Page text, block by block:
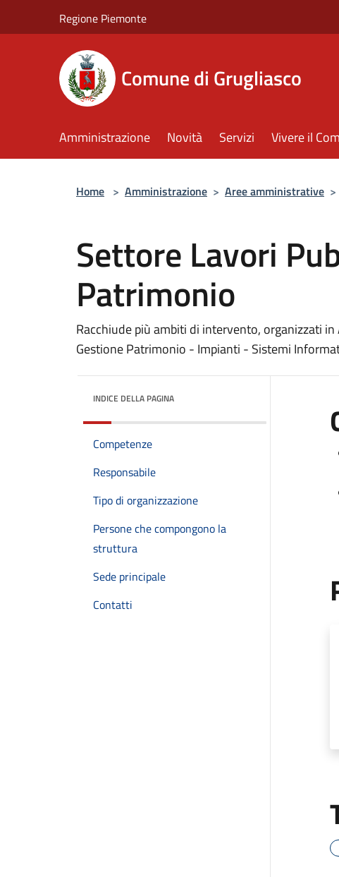
Regione Piemonte
Comune di Grugliasco
Amministrazione Novità Servizi Vivere il
Home > Amministrazione > Aree amministrative >
Settore Lavori
Patrimonio
Racchiude più ambiti di intervento, organizzati
Gestione Patrimonio - Impianti - Sistemi
INDICE DELLA PAGINA
Competenze
Responsabile
Tipo di organizzazione
Persone che compongono la
struttura
Sede principale
Contatti